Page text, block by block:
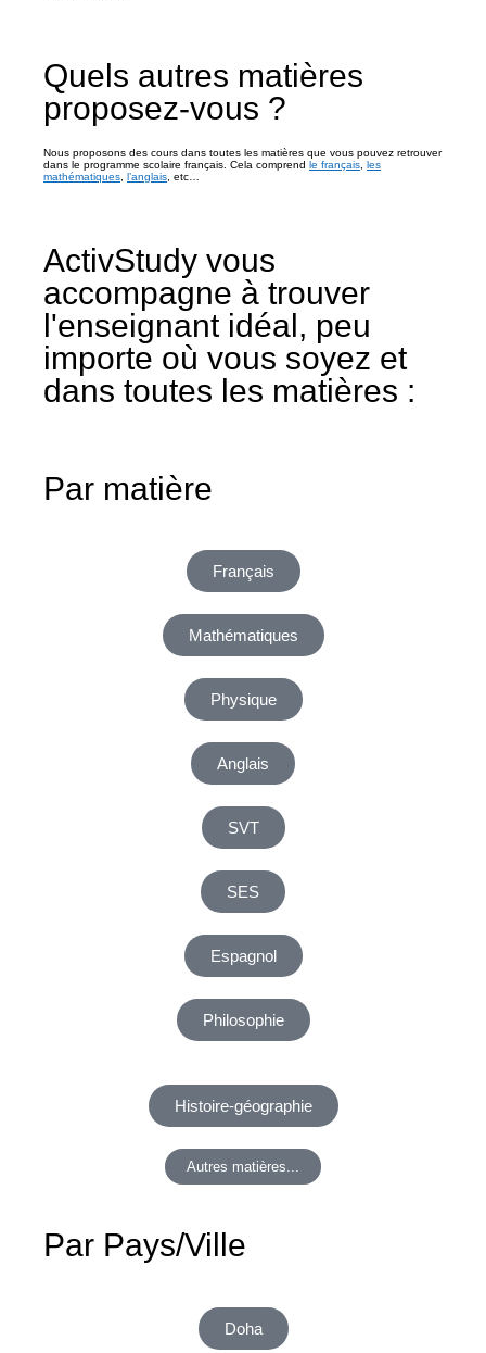
Quels autres matières
proposez-vous ?
Nous proposons des cours dans toutes les matières que vous pouvez retrouver
dans le programme scolaire français. Cela comprend
le français, les
mathématiques, l’anglais, etc…
ActivStudy vous
accompagne à trouver
l'enseignant idéal, peu
importe où vous soyez et
dans toutes les matières :
Par matière
Français
Mathématiques
Physique
Anglais
SVT
SES
Espagnol
Philosophie
Histoire-géographie
Autres matières...
Par Pays/Ville
Doha